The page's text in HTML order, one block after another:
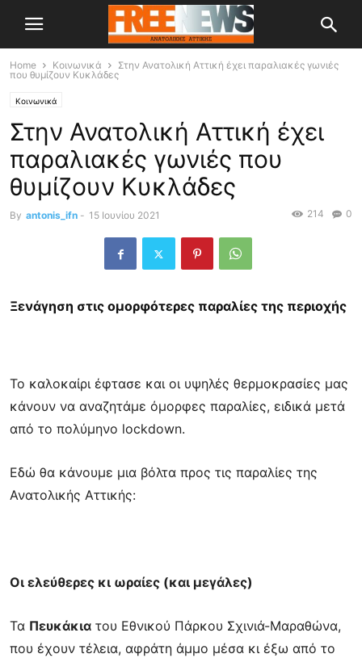
Home Κοινωνικά
Στην Ανατολική Αττική έχει παραλιακές γωνιές
που θυμίζουν Κυκλάδες
Κοινωνικά
Στην Ανατολική Αττική έχει
παραλιακές γωνιές που
θυμίζουν Κυκλάδες
By antonis_ifn - 15 Ιουνίου 2021 0
214
Ξενάγηση στις ομορφότερες παραλίες της περιοχής
Το καλοκαίρι έφτασε και οι υψηλές θερμοκρασίες μας
κάνουν να αναζητάμε όμορφες παραλίες, ειδικά μετά
από το πολύμηνο lockdown.
Εδώ θα κάνουμε μια βόλτα προς τις παραλίες της
Ανατολικής Αττικής:
Οι ελεύθερες κι ωραίες (και μεγάλες)
Τα Πευκάκια του Εθνικού Πάρκου Σχινιά-Μαραθώνα,
που έχουν τέλεια, αφράτη άμμο μέσα κι έξω από το